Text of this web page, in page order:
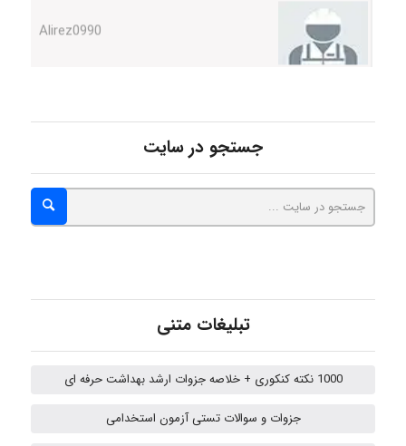
جستجو در سایت
تبلیغات متنی
1000 نکته کنکوری + خلاصه جزوات ارشد بهداشت حرفه ای
جزوات و سوالات تستی آزمون استخدامی